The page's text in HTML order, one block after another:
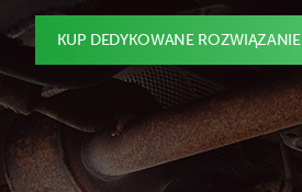
KUP DEDYKOWANE ROZWIĄZANIE